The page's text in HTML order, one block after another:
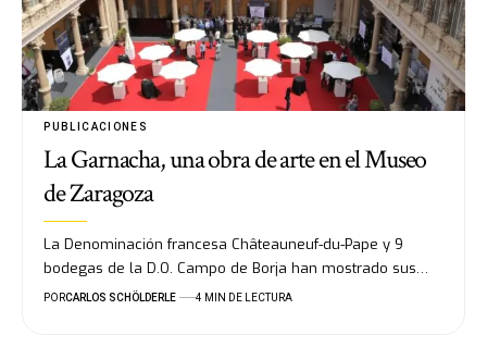
PUBLICACIONES
La Garnacha, una obra de arte en el Museo
de Zaragoza
La Denominación francesa Châteauneuf-du-Pape y 9
bodegas de la D.O. Campo de Borja han mostrado sus…
PORCARLOS SCHÖLDERLE 4 MIN DE LECTURA